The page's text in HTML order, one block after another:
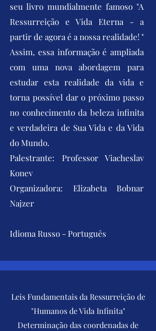
seu livro mundialmente famoso "A
Ressurreição e Vida Eterna - a
partir de agora é a nossa realidade! "
Assim, essa informação é ampliada
com uma nova abordagem para
estudar esta realidade da vida e
torna possível dar o próximo passo
no conhecimento da beleza infinita
e verdadeira de Sua Vida e da Vida
do Mundo.
Palestrante: Professor Viacheslav
Konev
Organizadora: Elizabeta Bobnar
Najzer
Idioma Russo - Português
Leis Fundamentais da Ressurreição de
"Humanos de Vida Infinita"
Determinação das coordenadas de